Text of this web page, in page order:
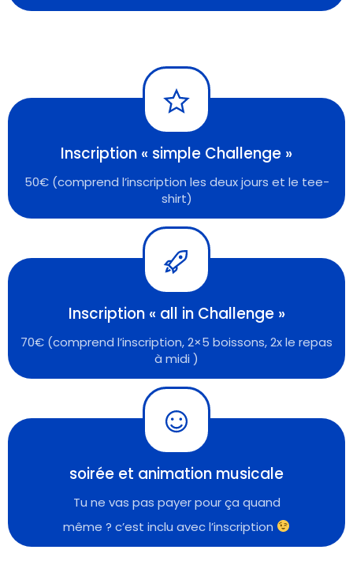
Inscription « simple Challenge »
50€ (comprend l’inscription les deux jours et le tee-
shirt)
Inscription « all in Challenge »
70€ (comprend l’inscription, 2×5 boissons, 2x le repas
à midi )
soirée et animation musicale
Tu ne vas pas payer pour ça quand
même ? c’est inclu avec l’inscription